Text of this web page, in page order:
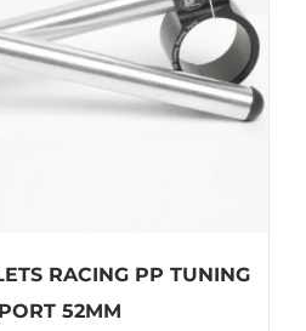
RACING PP TUNING
52MM